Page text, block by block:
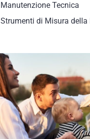
Manutenzione Tecnica
Strumenti di Misura della